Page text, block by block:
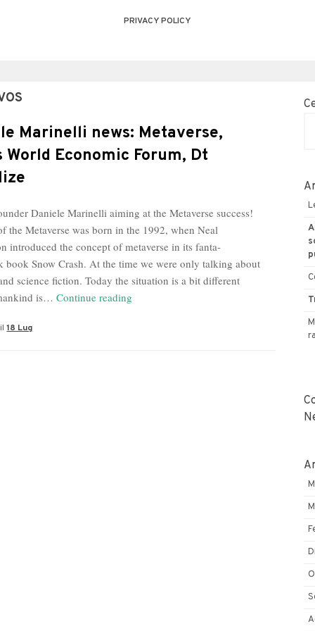
PRIVACY POLICY
Marinelli news: Metaverse,
World Economic Forum, Dt
Daniele Marinelli aiming at the Metaverse success!
the Metaverse was born in the 1992, when Neal
introduced the concept of metaverse in its fanta-
book Snow Crash. At the time we were only talking about
science fiction. Today the situation is a bit different
is…Continue reading
il18 Lug